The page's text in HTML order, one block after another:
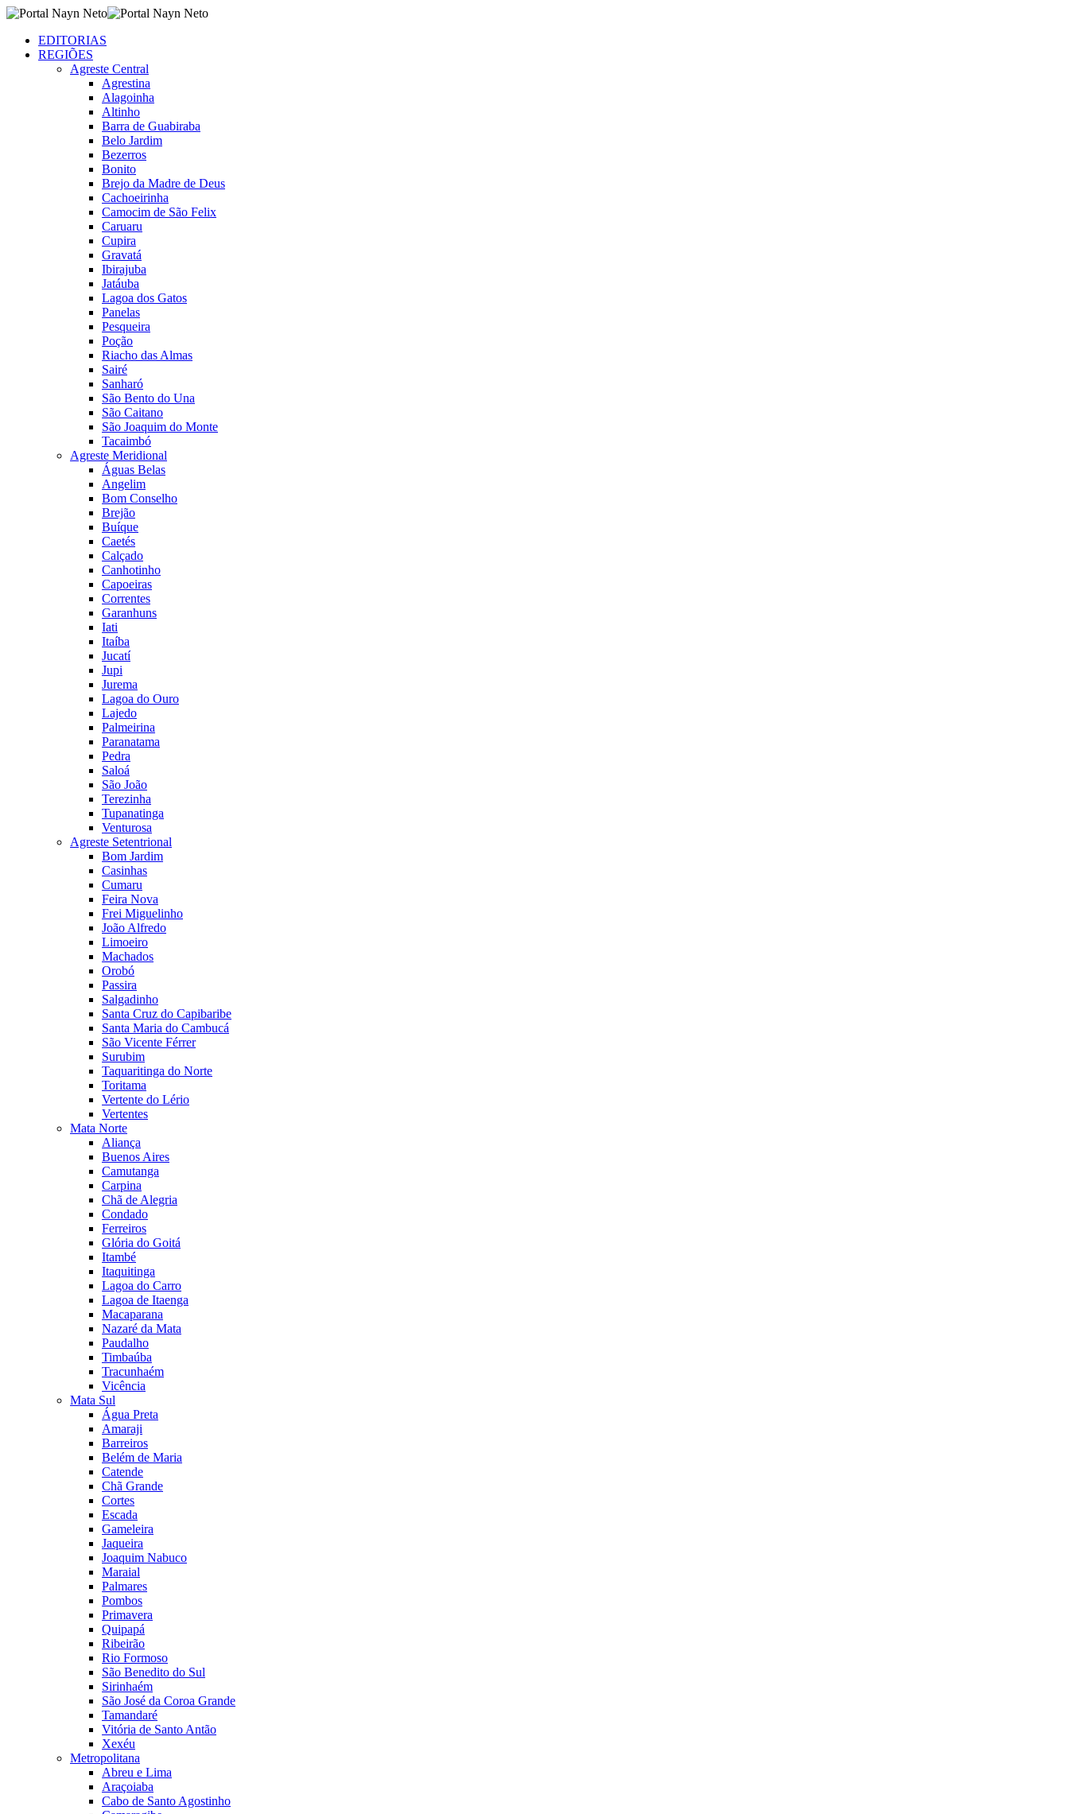
EDITORIAS
REGIÕES
Agreste Central
Agrestina
Alagoinha
Altinho
Barra de Guabiraba
Belo Jardim
Bezerros
Bonito
Brejo da Madre de Deus
Cachoeirinha
Camocim de São Felix
Caruaru
Cupira
Gravatá
Ibirajuba
Jatáuba
Lagoa dos Gatos
Panelas
Pesqueira
Poção
Riacho das Almas
Sairé
Sanharó
São Bento do Una
São Caitano
São Joaquim do Monte
Tacaimbó
Agreste Meridional
Águas Belas
Angelim
Bom Conselho
Brejão
Buíque
Caetés
Calçado
Canhotinho
Capoeiras
Correntes
Garanhuns
Iati
Itaíba
Jucatí
Jupi
Jurema
Lagoa do Ouro
Lajedo
Palmeirina
Paranatama
Pedra
Saloá
São João
Terezinha
Tupanatinga
Venturosa
Agreste Setentrional
Bom Jardim
Casinhas
Cumaru
Feira Nova
Frei Miguelinho
João Alfredo
Limoeiro
Machados
Orobó
Passira
Salgadinho
Santa Cruz do Capibaribe
Santa Maria do Cambucá
São Vicente Férrer
Surubim
Taquaritinga do Norte
Toritama
Vertente do Lério
Vertentes
Mata Norte
Aliança
Buenos Aires
Camutanga
Carpina
Chã de Alegria
Condado
Ferreiros
Glória do Goitá
Itambé
Itaquitinga
Lagoa do Carro
Lagoa de Itaenga
Macaparana
Nazaré da Mata
Paudalho
Timbaúba
Tracunhaém
Vicência
Mata Sul
Água Preta
Amaraji
Barreiros
Belém de Maria
Catende
Chã Grande
Cortes
Escada
Gameleira
Jaqueira
Joaquim Nabuco
Maraial
Palmares
Pombos
Primavera
Quipapá
Ribeirão
Rio Formoso
São Benedito do Sul
Sirinhaém
São José da Coroa Grande
Tamandaré
Vitória de Santo Antão
Xexéu
Metropolitana
Abreu e Lima
Araçoiaba
Cabo de Santo Agostinho